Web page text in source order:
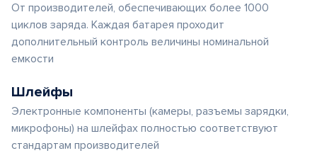
От производителей, обеспечивающих более 1000
циклов заряда. Каждая батарея проходит
дополнительный контроль величины номинальной
емкости
Шлейфы
Электронные компоненты (камеры, разъемы зарядки,
микрофоны) на шлейфах полностью соответствуют
стандартам производителей